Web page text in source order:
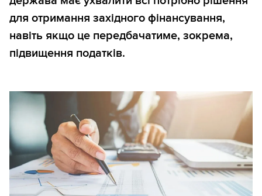
для отримання західного фінансування,
навіть якщо це передбачатиме, зокрема,
підвищення податків.